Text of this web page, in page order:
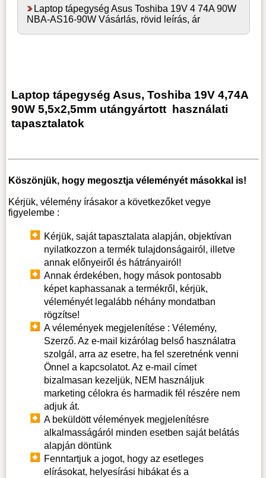
Laptop tápegység Asus Toshiba 19V 4 74A 90W
NBA-AS16-90W Vásárlás, rövid leírás, ár
Laptop tápegység Asus, Toshiba 19V 4,74A
90W 5,5x2,5mm utángyártott használati
tapasztalatok
Köszönjük, hogy megosztja véleményét másokkal is!
Kérjük, vélemény írásakor a következőket vegye
figyelembe :
Kérjük, saját tapasztalata alapján, objektívan
nyilatkozzon a termék tulajdonságairól, illetve
annak előnyeiről és hátrányairól!
Annak érdekében, hogy mások pontosabb
képet kaphassanak a termékről, kérjük,
véleményét legalább néhány mondatban
rögzítse!
A vélemények megjelenítése : Vélemény,
Szerző. Az e-mail kizárólag belső használatra
szolgál, arra az esetre, ha fel szeretnénk venni
Önnel a kapcsolatot. Az e-mail címet
bizalmasan kezeljük, NEM használjuk
marketing célokra és harmadik fél részére nem
adjuk át.
A beküldött vélemények megjelenítésre
alkalmasságáról minden esetben saját belátás
alapján döntünk
Fenntartjuk a jogot, hogy az esetleges
elírásokat, helyesírási hibákat és a